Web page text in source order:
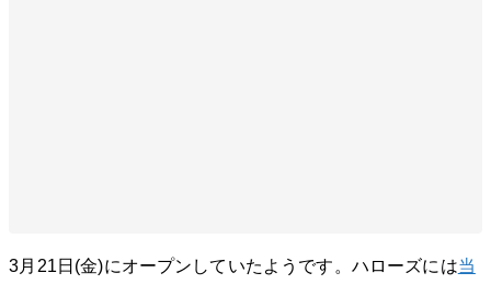
3月21日(金)にオープンしていたようです。ハローズには当